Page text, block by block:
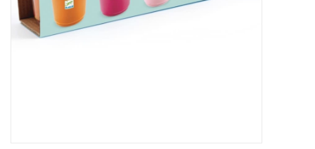
knuffels